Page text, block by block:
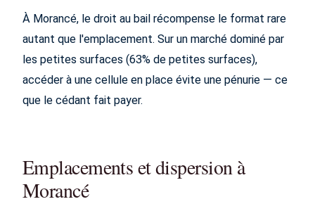
À Morancé, le droit au bail récompense le format rare
autant que l'emplacement. Sur un marché dominé par
les petites surfaces (63% de petites surfaces),
accéder à une cellule en place évite une pénurie — ce
que le cédant fait payer.
Emplacements et dispersion à
Morancé